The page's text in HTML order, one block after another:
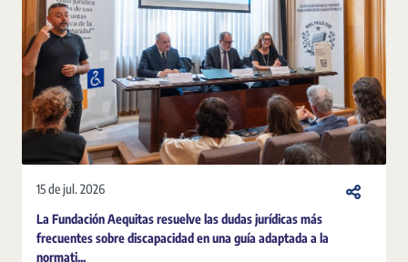
15 de jul. 2026
La Fundación Aequitas resuelve las dudas jurídicas más
frecuentes sobre discapacidad en una guía adaptada a la
normati...